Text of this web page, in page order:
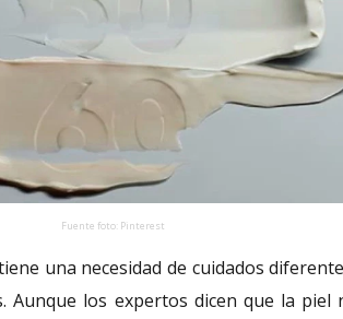
Fuente foto: Pinterest
una necesidad de cuidados
Aunque los expertos dicen que la piel